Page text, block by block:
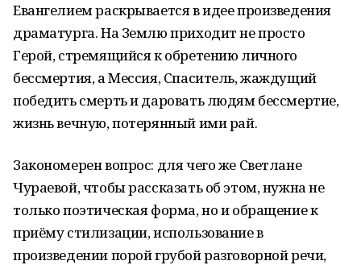
Евангелием раскрывается в идее произведения
драматурга. На Землю приходит не просто
Герой, стремящийся к обретению личного
бессмертия, а Мессия, Спаситель, жаждущий
победить смерть и даровать людям бессмертие,
жизнь вечную, потерянный ими рай.
Закономерен вопрос: для чего же Светлане
Чураевой, чтобы рассказать об этом, нужна не
только поэтическая форма, но и обращение к
приёму стилизации, использование в
произведении порой грубой разговорной речи,